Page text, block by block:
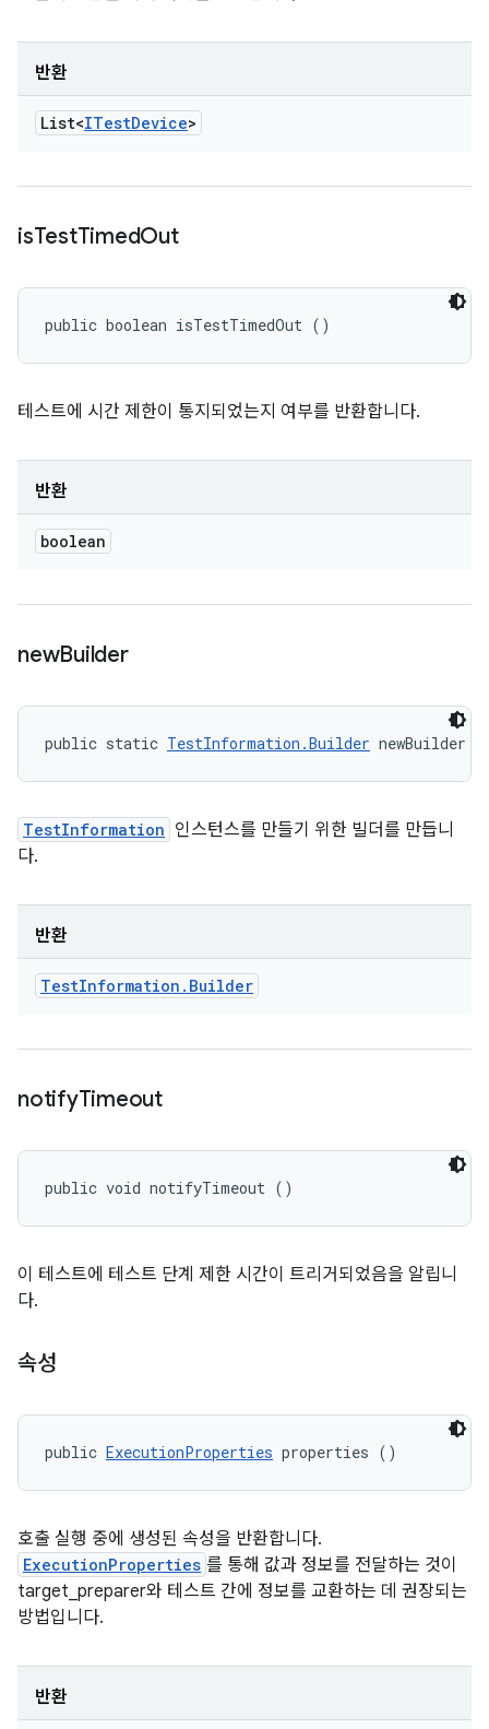
반환
List<ITestDevice>
isTestTimedOut
public boolean isTestTimedOut ()
테스트에 시간 제한이 통지되었는지 여부를 반환합니다.
반환
boolean
newBuilder
public static TestInformation.Builder newBuilder
TestInformation 인스턴스를 만들기 위한 빌더를 만듭니
다.
반환
TestInformation . Builder
notifyTimeout
public void notifyTimeout ()
이 테스트에 테스트 단계 제한 시간이 트리거되었음을 알립니
다.
속성
public ExecutionProperties properties ()
호출 실행 중에 생성된 속성을 반환합니다.
ExecutionProperties 를 통해 값과 정보를 전달하는 것이
target_preparer와 테스트 간에 정보를 교환하는 데 권장되는
방법입니다.
반환